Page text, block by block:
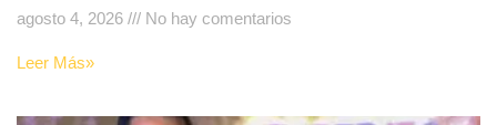
agosto 4, 2026
No hay comentarios
Leer Más»